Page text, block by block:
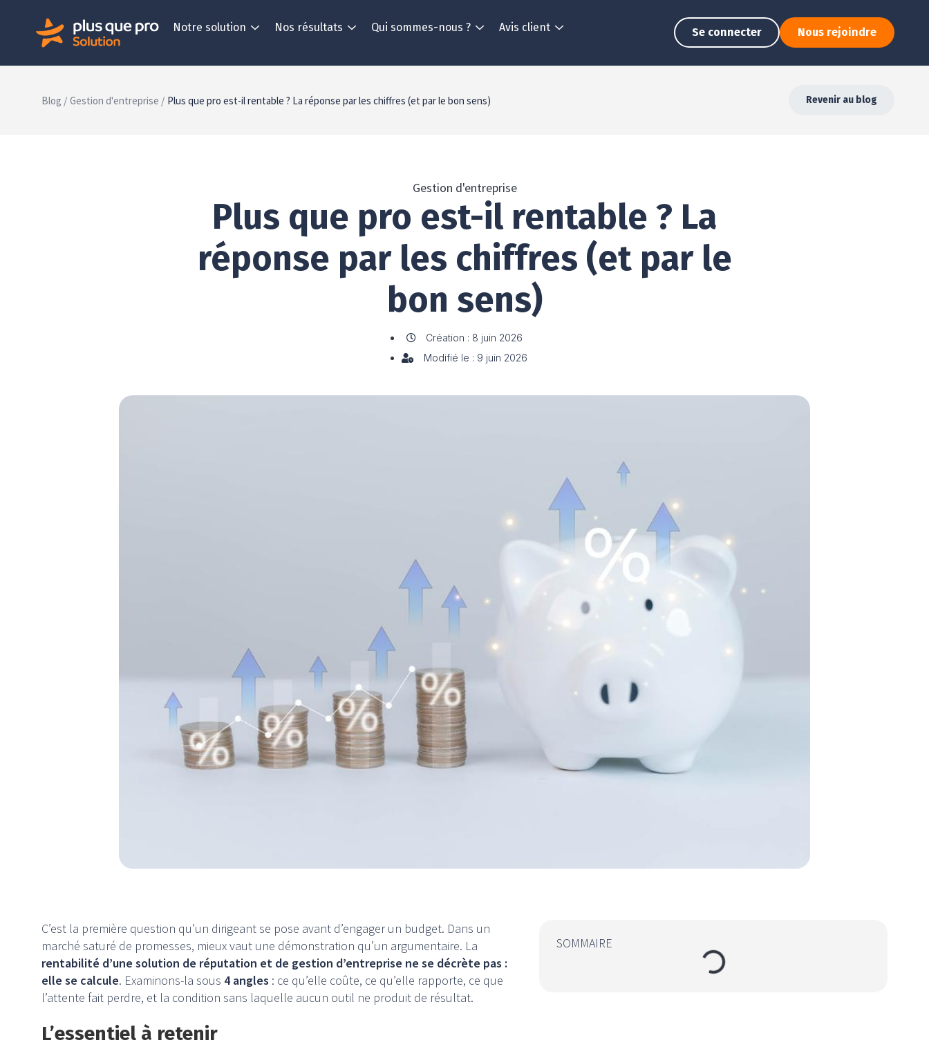
Notre solution Nos résultats Qui sommes-nous ? Avis client Se connecter Nous rejoindre
Blog / Gestion d'entreprise / Plus que pro est-il rentable ? La réponse par les chiffres (et par le bon sens) Revenir au blog
Gestion d'entreprise
Plus que pro est-il rentable ? La
réponse par les chiffres (et par le
bon sens)
Création : 8 juin 2026
Modifié le : 9 juin 2026
C’est la première question qu’un dirigeant se pose avant d’engager un budget. Dans un
marché saturé de promesses, mieux vaut une démonstration qu’un argumentaire. La
rentabilité d’une solution de réputation et de gestion d’entreprise ne se décrète pas :
elle se calcule. Examinons-la sous 4 angles : ce qu’elle coûte, ce qu’elle rapporte, ce que
l’attente fait perdre, et la condition sans laquelle aucun outil ne produit de résultat.
L’essentiel à retenir
SOMMAIRE